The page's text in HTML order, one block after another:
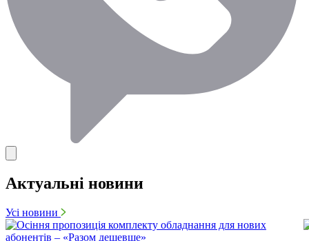
Актуальні новини
Усі новини